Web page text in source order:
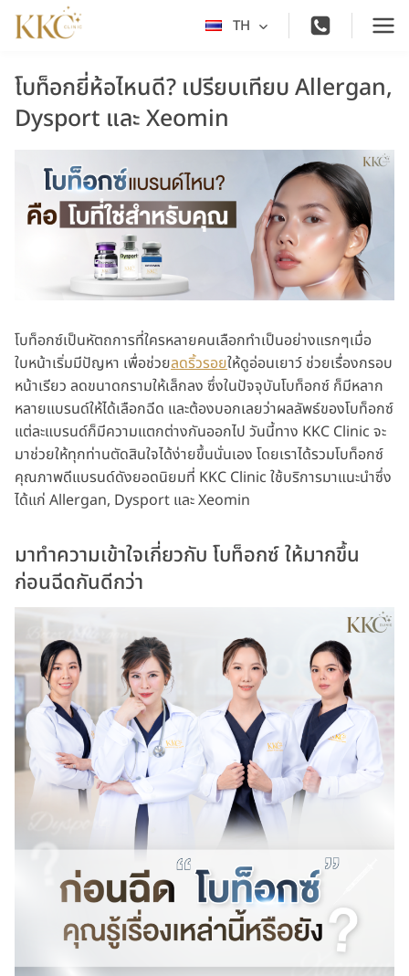
Skip
TH Toggle
โบท็อกยี่ห้อไหนดี? เปรียบเทียบ Allergan,
Dysport และ Xeomin
โบท็อกซ์เป็นหัตถการที่ใครหลายคนเลือกทำเป็นอย่างแรกๆเมื่อ
ใบหน้าเริ่มมีปัญหา เพื่อช่วยลดริ้วรอยให้ดูอ่อนเยาว์ ช่วยเรื่องกรอบ
หน้าเรียว ลดขนาดกรามให้เล็กลง ซึ่งในปัจจุบันโบท็อกซ์ ก็มีหลาก
หลายแบรนด์ให้ได้เลือกฉีด และต้องบอกเลยว่าผลลัพธ์ของโบท็อกซ์
แต่ละแบรนด์ก็มีความแตกต่างกันออกไป วันนี้ทาง KKC Clinic จะ
มาช่วยให้ทุกท่านตัดสินใจได้ง่ายขึ้นนั่นเอง โดยเราได้รวมโบท็อกซ์
คุณภาพดีแบรนด์ดังยอดนิยมที่ KKC Clinic ใช้บริการมาแนะนำซึ่ง
ได้แก่ Allergan, Dysport และ Xeomin
มาทำความเข้าใจเกี่ยวกับ โบท็อกซ์ ให้มากขึ้น
ก่อนฉีดกันดีกว่า